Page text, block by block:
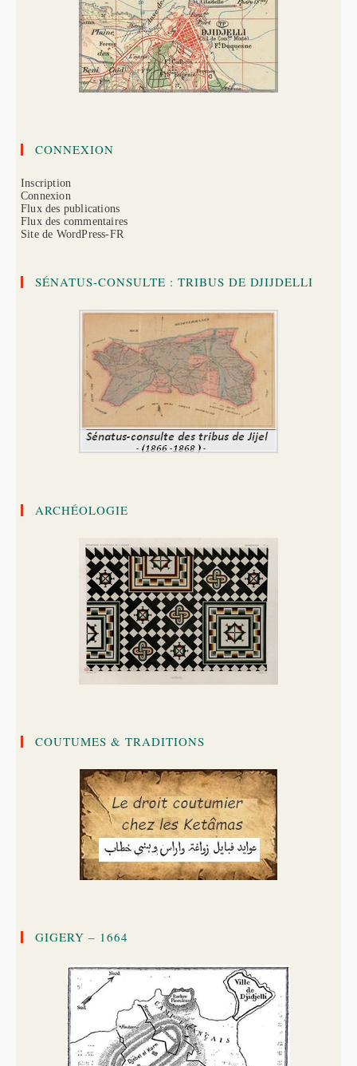
CONNEXION
Inscription
Connexion
Flux des publications
Flux des commentaires
Site de WordPress-FR
SÉNATUS-CONSULTE : TRIBUS DE DJIJDELLI
ARCHÉOLOGIE
COUTUMES & TRADITIONS
GIGERY – 1664